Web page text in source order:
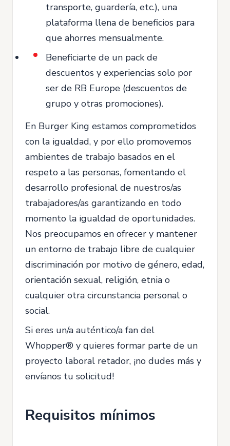
transporte, guardería, etc.), una
plataforma llena de beneficios para
que ahorres mensualmente.
Beneficiarte de un pack de
descuentos y experiencias solo por
ser de RB Europe (descuentos de
grupo y otras promociones).
En Burger King estamos comprometidos
con la igualdad, y por ello promovemos
ambientes de trabajo basados en el
respeto a las personas, fomentando el
desarrollo profesional de nuestros/as
trabajadores/as garantizando en todo
momento la igualdad de oportunidades.
Nos preocupamos en ofrecer y mantener
un entorno de trabajo libre de cualquier
discriminación por motivo de género, edad,
orientación sexual, religión, etnia o
cualquier otra circunstancia personal o
social.
Si eres un/a auténtico/a fan del
Whopper® y quieres formar parte de un
proyecto laboral retador, ¡no dudes más y
envíanos tu solicitud!
Requisitos mínimos